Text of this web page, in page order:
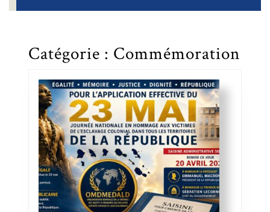
Catégorie : Commémoration